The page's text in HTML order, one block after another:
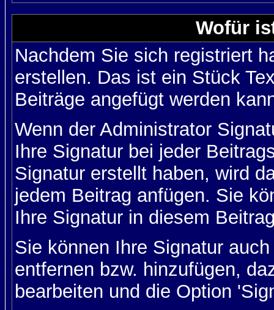
Wofür
Nachdem Sie sich registriert
erstellen. Das ist ein Stück
Beiträge angefügt werden
Wenn der Administrator
Ihre Signatur bei jeder
Signatur erstellt haben, wird
jedem Beitrag anfügen. Sie
Ihre Signatur in diesem
Sie können Ihre Signatur
entfernen bzw. hinzufügen,
bearbeiten und die Option